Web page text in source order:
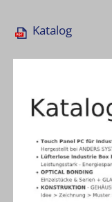
Katalog